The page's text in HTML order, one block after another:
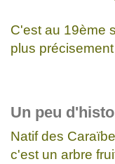
C'est au 19ème
plus
Un peu
Natif des
c'est un arbre